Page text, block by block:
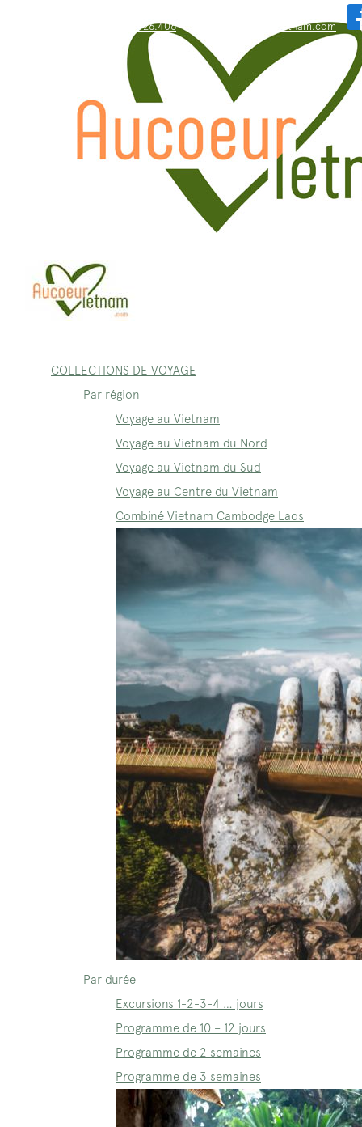
WhatsApp: +84.909.426.406 bonjour@aucoeurvietnam.com
COLLECTIONS DE VOYAGE
Par région
Voyage au Vietnam
Voyage au Vietnam du Nord
Voyage au Vietnam du Sud
Voyage au Centre du Vietnam
Combiné Vietnam Cambodge Laos
Par durée
Excursions 1-2-3-4 … jours
Programme de 10 – 12 jours
Programme de 2 semaines
Programme de 3 semaines